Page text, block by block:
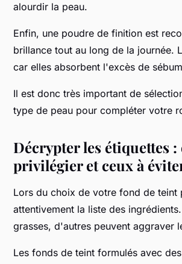
alourdir la peau.
Enfin, une poudre de finition est
brillance tout au long de la journée.
car elles absorbent l'excès de
Il est donc très important de
type de peau pour compléter votre
Décrypter les étiquettes
privilégier et ceux à
Lors du choix de votre fond de teint
attentivement la liste des
grasses, d'autres peuvent aggraver
Les fonds de teint formulés avec des